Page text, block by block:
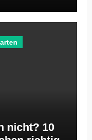
nicht? 10